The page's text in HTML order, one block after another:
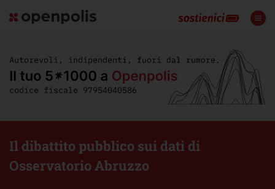
Il dibattito pubblico sui dati di
Osservatorio Abruzzo